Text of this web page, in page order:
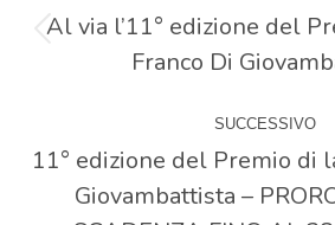
tra
post
Al via l’11° edizione del
Franco Di
SUCCESSIVO
11° edizione del Premio di
Giovambattista –